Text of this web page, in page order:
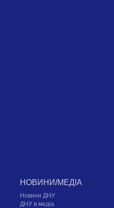
НОВИНИ/МЕДІА
Новини ДНУ
ДНУ в медіа